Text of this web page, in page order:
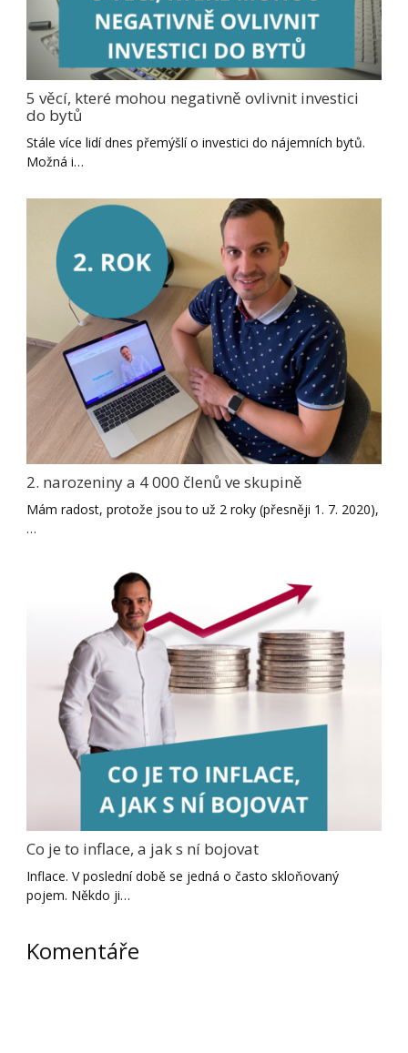
5 věcí, které mohou negativně ovlivnit investici
do bytů
Stále více lidí dnes přemýšlí o investici do nájemních bytů.
Možná i…
2. narozeniny a 4 000 členů ve skupině
Mám radost, protože jsou to už 2 roky (přesněji 1. 7. 2020),
…
Co je to inflace, a jak s ní bojovat
Inflace. V poslední době se jedná o často skloňovaný
pojem. Někdo ji…
Komentáře